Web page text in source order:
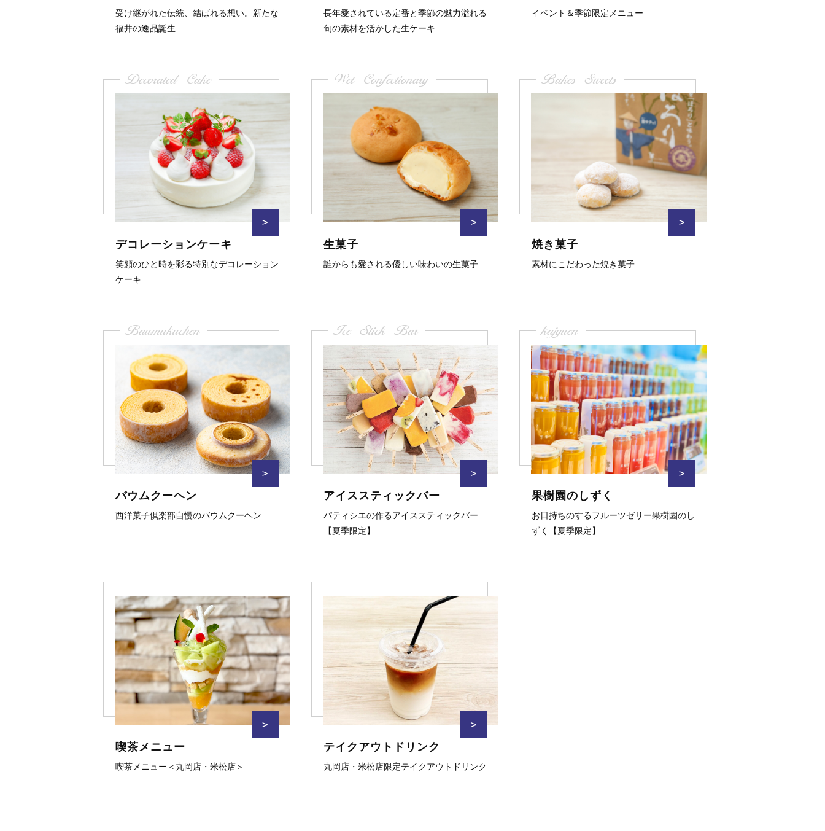
受け継がれた伝統、結ばれる想い。新たな
福井の逸品誕生
長年愛されている定番と季節の魅力溢れる
旬の素材を活かした生ケーキ
イベント＆季節限定メニュー
Decorated Cake
>
デコレーションケーキ
笑顔のひと時を彩る特別なデコレーション
ケーキ
Wet Confectionary
>
生菓子
誰からも愛される優しい味わいの生菓子
Bakes Sweets
>
焼き菓子
素材にこだわった焼き菓子
Baumukuchen
>
バウムクーヘン
西洋菓子倶楽部自慢のバウムクーヘン
Ice Stick Bar
>
アイススティックバー
パティシエの作るアイススティックバー
【夏季限定】
kajyuen
>
果樹園のしずく
お日持ちのするフルーツゼリー果樹園のし
ずく【夏季限定】
>
喫茶メニュー
喫茶メニュー＜丸岡店・米松店＞
>
テイクアウトドリンク
丸岡店・米松店限定テイクアウトドリンク